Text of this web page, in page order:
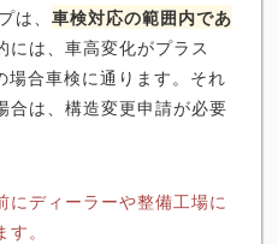
は、 車検対応の範囲内であ
には、車高変化がプラス
合車検に通ります。それ
合は、構造変更申請が必要
ディーラーや整備工場に
。